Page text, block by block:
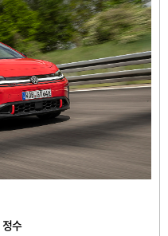
정수